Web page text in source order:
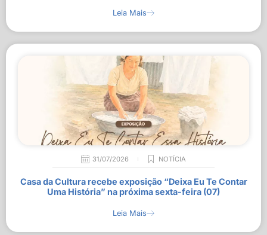
Leia Mais
31/07/2026 NOTÍCIA
Casa da Cultura recebe exposição “Deixa Eu Te Contar
Uma História” na próxima sexta-feira (07)
Leia Mais